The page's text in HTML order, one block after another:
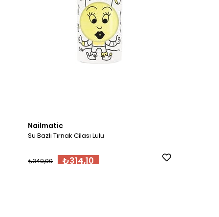
Nailmatic
Su Bazlı Tırnak Cilası Lulu
₺314,10
₺349,00